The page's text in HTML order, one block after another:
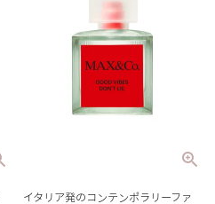
イタリア発のコンテンポラリーファ